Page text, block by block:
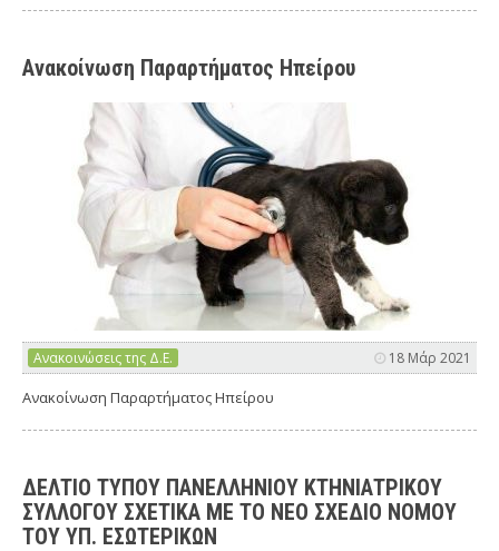
Ανακοίνωση Παραρτήματος Ηπείρου
Ανακοινώσεις της Δ.Ε. 18 Μάρ 2021
Ανακοίνωση Παραρτήματος Ηπείρου
ΔΕΛΤΙΟ ΤΥΠΟΥ ΠΑΝΕΛΛΗΝΙΟΥ ΚΤΗΝΙΑΤΡΙΚΟΥ
ΣΥΛΛΟΓΟΥ ΣΧΕΤΙΚΑ ΜΕ ΤΟ ΝΕΟ ΣΧΕΔΙΟ ΝΟΜΟΥ
ΤΟΥ ΥΠ. ΕΣΩΤΕΡΙΚΩΝ